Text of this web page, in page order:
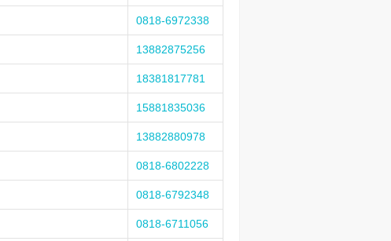
0818-6972338
13882875256
18381817781
15881835036
13882880978
0818-6802228
0818-6792348
0818-6711056